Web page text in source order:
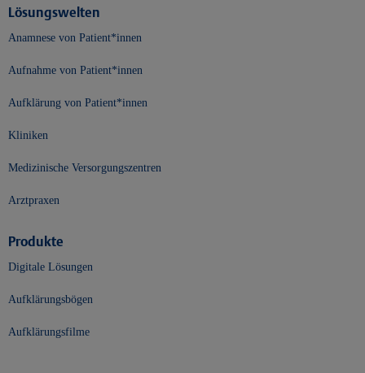
Lösungswelten
Anamnese von Patient*innen
Aufnahme von Patient*innen
Aufklärung von Patient*innen
Kliniken
Medizinische Versorgungszentren
Arztpraxen
Produkte
Digitale Lösungen
Aufklärungsbögen
Aufklärungsfilme